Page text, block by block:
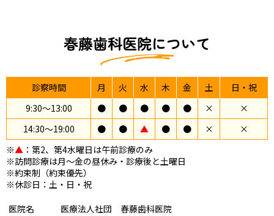
春藤歯科医院について
診察時間 月 火 水 木 金 土
日・祝
9:30〜13:00
● ● ● ● ● ×
×
14:30〜19:00
● ● ▲ ● ● ×
×
※▲ ：第2、第4水曜日は午前診療のみ
※訪問診療は月～金の昼休み・診療後と土曜日
※約束制（約束優先）
※休診日：土・日・祝
医院名
医療法人社団 春藤歯科医院